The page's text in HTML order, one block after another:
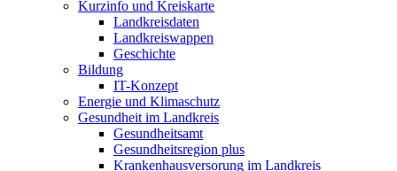
Kurzinfo und Kreiskarte
Landkreisdaten
Landkreiswappen
Geschichte
Bildung
IT-Konzept
Energie und Klimaschutz
Gesundheit im Landkreis
Gesundheitsamt
Gesundheitsregion plus
Krankenhausversorung im Landkreis